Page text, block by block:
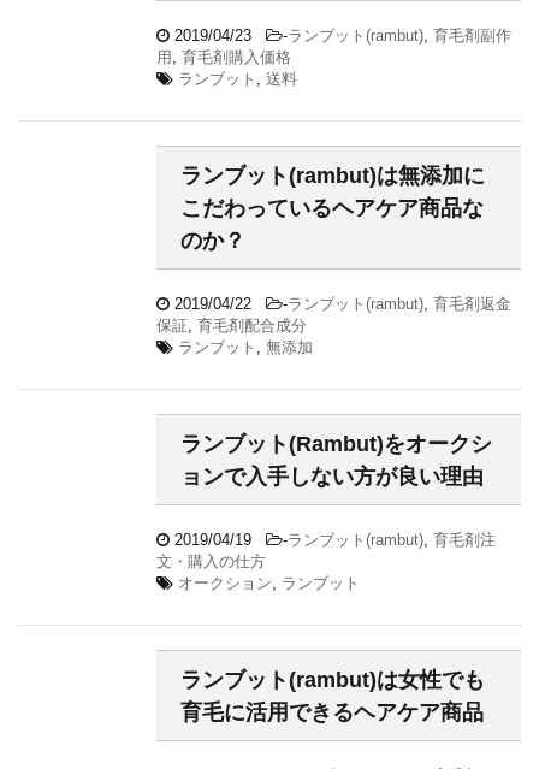
2019/04/23 -ランブット(rambut) 育毛剤副作
用 育毛剤購入価格
ランブット
送料
ランブット(rambut)は無添加に
こだわっているヘアケア商品な
のか？
2019/04/22 -ランブット(rambut) 育毛剤返金
保証 育毛剤配合成分
ランブット
無添加
ランブット(Rambut)をオークシ
ョンで入手しない方が良い理由
2019/04/19 -ランブット(rambut) 育毛剤注
文・購入の仕方
オークション
ランブット
ランブット(rambut)は女性でも
育毛に活用できるヘアケア商品